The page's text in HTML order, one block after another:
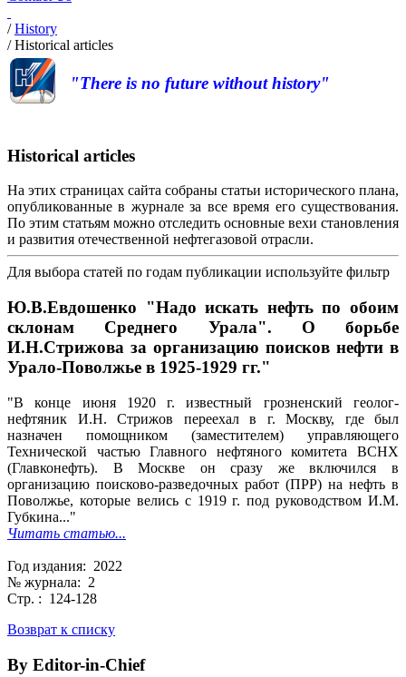
/History
/Historical articles
"There is no future without history"
Historical articles
На этих страницах сайта собраны статьи исторического плана,
опубликованные в журнале за все время его существования.
По этим статьям можно отследить основные вехи становления
и развития отечественной нефтегазовой отрасли.
Для выбора статей по годам публикации используйте фильтр
Ю.В.Евдошенко "Надо искать нефть по обоим
склонам Среднего Урала". О борьбе
И.Н.Стрижова за организацию поисков нефти в
Урало-Поволжье в 1925-1929 гг."
"В конце июня 1920 г. известный грозненский геолог-
нефтяник И.Н. Стрижов переехал в г. Москву, где был
назначен помощником (заместителем) управляющего
Технической частью Главного нефтяного комитета ВСНХ
(Главконефть). В Москве он сразу же включился в
организацию поисково-разведочных работ (ПРР) на нефть в
Поволжье, которые велись с 1919 г. под руководством И.М.
Губкина..."
Читать статью...
Год издания: 2022
№ журнала: 2
Стр. : 124-128
Возврат к списку
By Editor-in-Chief